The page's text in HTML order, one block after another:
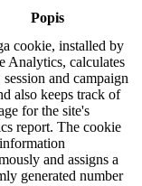
Popis
cookie, installed by
Analytics, calculates
and campaign
also keeps track of
for the site's
report. The cookie
and assigns a
generated number